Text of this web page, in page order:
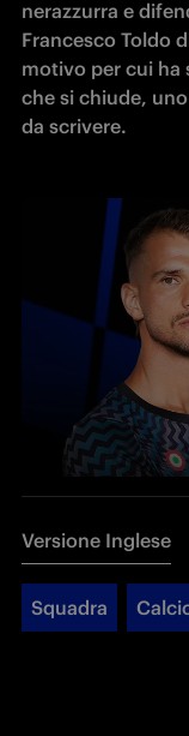
nerazzurra e
Francesco Toldo
motivo per cui ha
che si chiude,
da scrivere.
Versione Inglese
Squadra